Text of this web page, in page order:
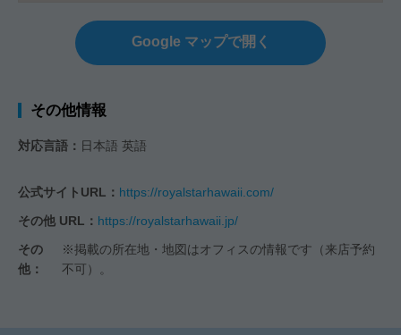
Google マップで開く
その他情報
対応言語： 日本語 英語
公式サイトURL： https://royalstarhawaii.com/
その他 URL： https://royalstarhawaii.jp/
その
他：
※掲載の所在地・地図はオフィスの情報です（来店予約
不可）。